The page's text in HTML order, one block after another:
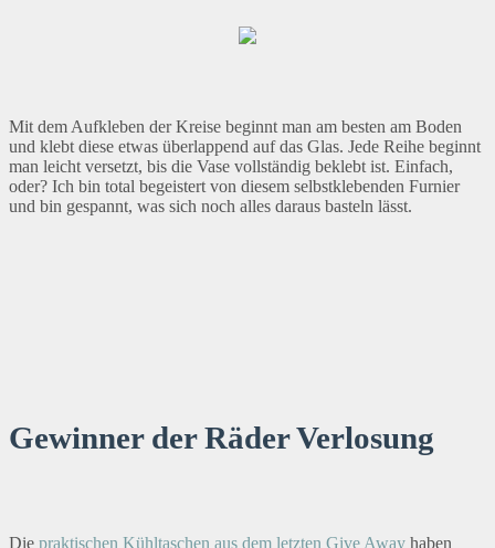
Mit dem Aufkleben der Kreise beginnt man am besten am Boden
und klebt diese etwas überlappend auf das Glas. Jede Reihe beginnt
man leicht versetzt, bis die Vase vollständig beklebt ist. Einfach,
oder? Ich bin total begeistert von diesem selbstklebenden Furnier
und bin gespannt, was sich noch alles daraus basteln lässt.
Gewinner der Räder Verlosung
Die praktischen Kühltaschen aus dem letzten Give Away haben